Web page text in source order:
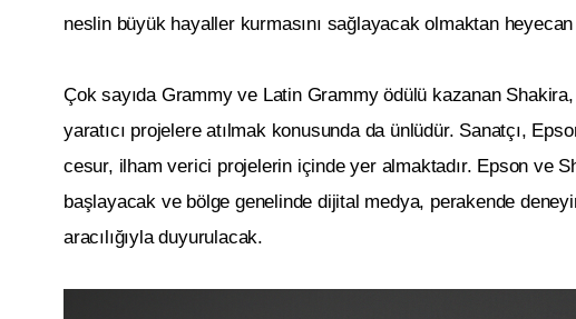
neslin büyük hayaller kurmasını sağlayacak olmaktan
Çok sayıda Grammy ve Latin Grammy ödülü kazanan
yaratıcı projelere atılmak konusunda da ünlüdür. Sanatçı,
cesur, ilham verici projelerin içinde yer almaktadır. Epson ve
başlayacak ve bölge genelinde dijital medya, perakende
aracılığıyla duyurulacak.